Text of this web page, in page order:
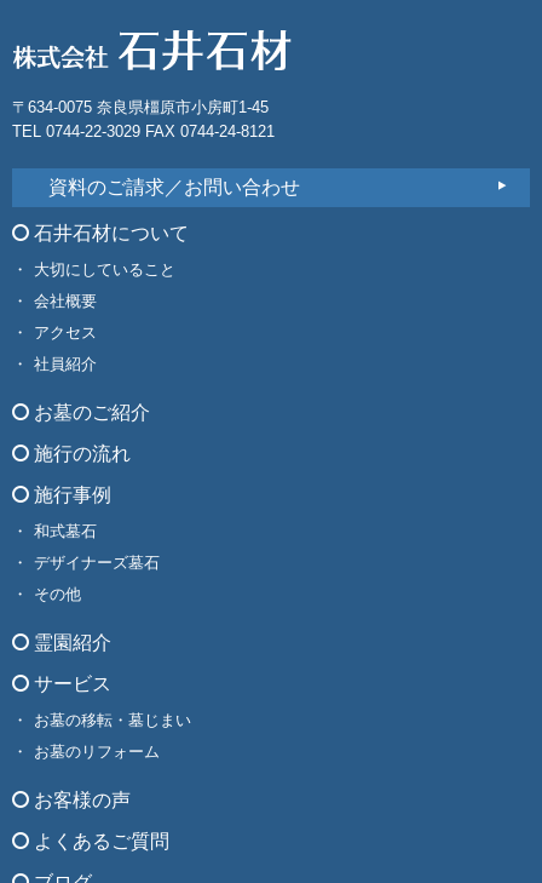
〒634-0075 奈良県橿原市小房町1-45
TEL 0744-22-3029 FAX 0744-24-8121
資料のご請求／お問い合わせ
石井石材について
大切にしていること
会社概要
アクセス
社員紹介
お墓のご紹介
施行の流れ
施行事例
和式墓石
デザイナーズ墓石
その他
霊園紹介
サービス
お墓の移転・墓じまい
お墓のリフォーム
お客様の声
よくあるご質問